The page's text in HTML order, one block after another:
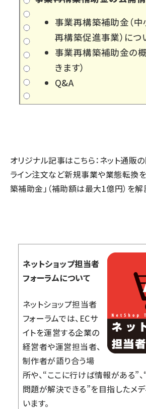
事業再構築補助金（
再構築促進事業） につ
事業再構築補助金の
きます）
Q&A
オリジナル記事はこちら：ネット通販
ライン注文など新規事業や業態転換
築補助金」（補助額は最大1億円）を
ネットショップ担当者
フォーラムについて
ネットショップ担当者
フォーラムでは、ECサ
イトを運営する企業の
経営者や運営担当者、
制作者が語り合う場
所や、“ここに行けば情報がある”
問題が解決できる”を目指したメ
います。